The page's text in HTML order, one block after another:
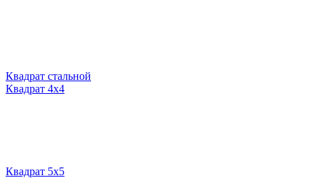
Квадрат стальной
Квадрат 4х4
Квадрат 5х5